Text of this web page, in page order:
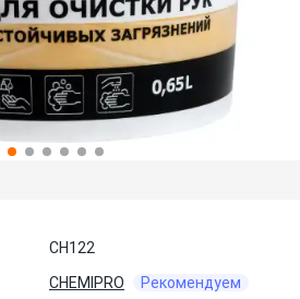
CH122
CHEMIPRO
Рекомендуем